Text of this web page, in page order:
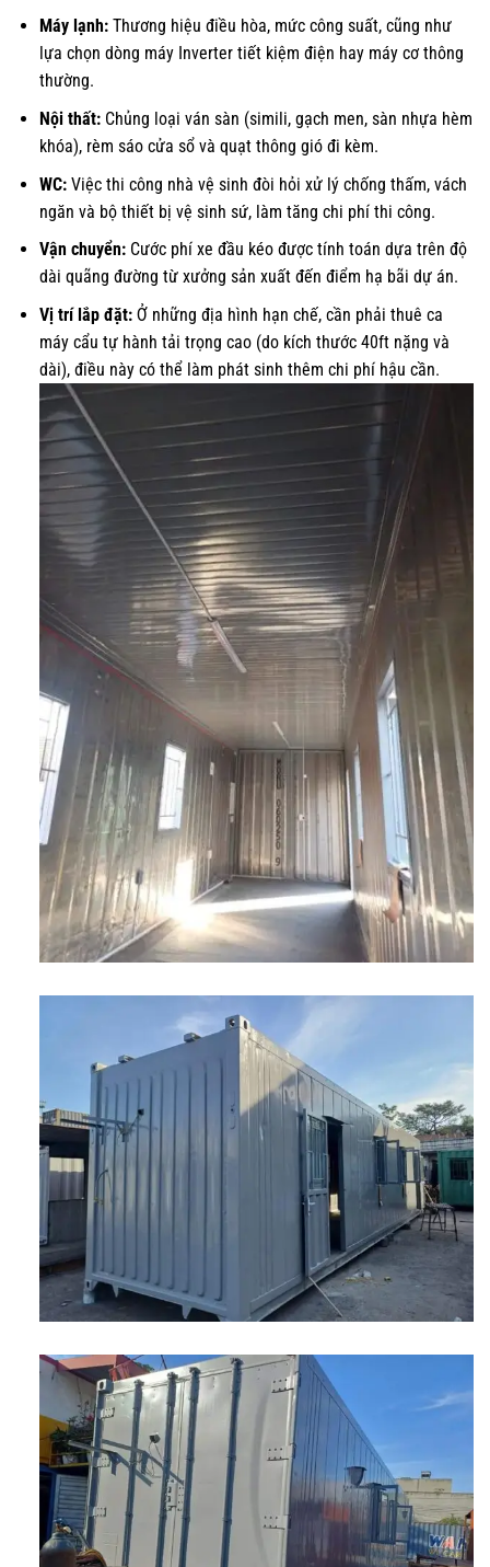
Máy lạnh:Thương hiệu điều hòa, mức công suất, cũng như
lựa chọn dòng máy Inverter tiết kiệm điện hay máy cơ thông
thường.
Nội thất:Chủng loại ván sàn (simili, gạch men, sàn nhựa hèm
khóa), rèm sáo cửa sổ và quạt thông gió đi kèm.
WC:Việc thi công nhà vệ sinh đòi hỏi xử lý chống thấm, vách
ngăn và bộ thiết bị vệ sinh sứ, làm tăng chi phí thi công.
Vận chuyển:Cước phí xe đầu kéo được tính toán dựa trên độ
dài quãng đường từ xưởng sản xuất đến điểm hạ bãi dự án.
Vị trí lắp đặt:Ở những địa hình hạn chế, cần phải thuê ca
máy cẩu tự hành tải trọng cao (do kích thước 40ft nặng và
dài), điều này có thể làm phát sinh thêm chi phí hậu cần.